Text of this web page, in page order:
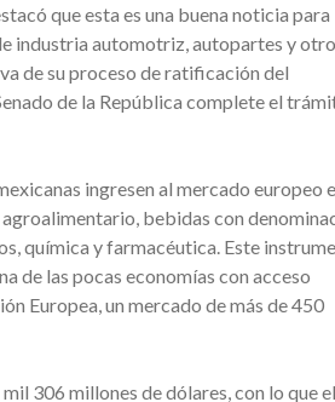
que esta es una buena noticia para
industria automotriz, autopartes y
de su proceso de ratificación del
de la República complete el
ingresen al mercado europeo
bebidas con
química y farmacéutica. Este
de las pocas economías con acceso
Europea, un mercado de más de 450
306 millones de dólares, con lo que el